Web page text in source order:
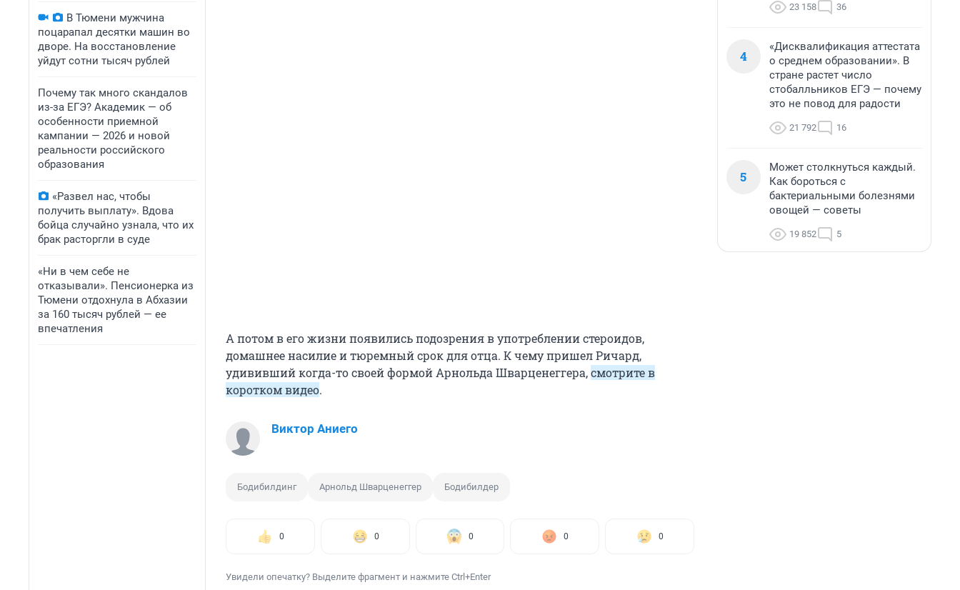
В Тюмени мужчина
поцарапал десятки машин во
дворе. На восстановление
уйдут сотни тысяч рублей
Почему так много скандалов
из-за ЕГЭ? Академик — об
особенности приемной
кампании — 2026 и новой
реальности российского
образования
«Развел нас, чтобы
получить выплату». Вдова
бойца случайно узнала, что их
брак расторгли в суде
«Ни в чем себе не
отказывали». Пенсионерка из
Тюмени отдохнула в Абхазии
за 160 тысяч рублей — ее
впечатления
А потом в его жизни появились подозрения в употреблении стероидов,
домашнее насилие и тюремный срок для отца. К чему пришел Ричард,
удививший когда-то своей формой Арнольда Шварценеггера,смотрите в
коротком видео.
Виктор Аниего
Бодибилдинг Арнольд Шварценеггер Бодибилдер
0 0 0 0 0
Увидели опечатку? Выделите фрагмент и нажмите Ctrl+Enter
23 158 36
4
«Дисквалификация аттестата
о среднем образовании». В
стране растет число
стобалльников ЕГЭ — почему
это не повод для радости
21 792 16
5
Может столкнуться каждый.
Как бороться с
бактериальными болезнями
овощей — советы
19 852 5